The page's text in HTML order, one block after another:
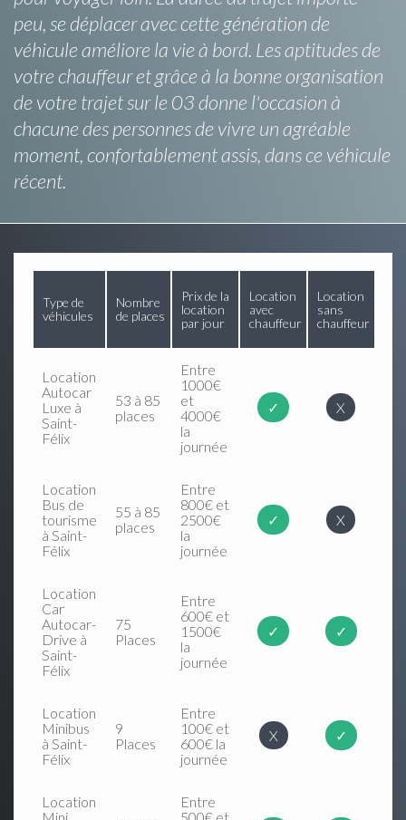
peu, se déplacer avec cette génération de
véhicule améliore la vie à bord. Les aptitudes de
votre chauffeur et grâce à la bonne organisation
de votre trajet sur le 03 donne l'occasion à
chacune des personnes de vivre un agréable
moment, confortablement assis, dans ce véhicule
récent.
Type de
véhicules
Nombre
de places
Prix de la
location
par jour
Location
avec
chauffeur
Location
sans
chauffeur
Location
Autocar
Luxe à
Saint-
Félix
53 à 85
places
Entre
1000€
et
4000€
la
journée
✓ X
Location
Bus de
tourisme
à Saint-
Félix
55 à 85
places
Entre
800€ et
2500€
la
journée
✓ X
Location
Car
Autocar-
Drive à
Saint-
Félix
75
Places
Entre
600€ et
1500€
la
journée
✓ ✓
Location
Minibus
à Saint-
Félix
9
Places
Entre
100€ et
600€ la
journée
X ✓
Location
Entre